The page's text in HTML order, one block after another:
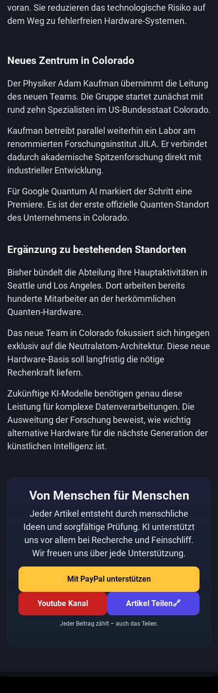
voran. Sie reduzieren das technologische Risiko auf
dem Weg zu fehlerfreien Hardware-Systemen.
Neues Zentrum in Colorado
Der Physiker Adam Kaufman übernimmt die Leitung
des neuen Teams. Die Gruppe startet zunächst mit
rund zehn Spezialisten im US-Bundesstaat Colorado.
Kaufman betreibt parallel weiterhin ein Labor am
renommierten Forschungsinstitut JILA. Er verbindet
dadurch akademische Spitzenforschung direkt mit
industrieller Entwicklung.
Für Google Quantum AI markiert der Schritt eine
Premiere. Es ist der erste offizielle Quanten-Standort
des Unternehmens in Colorado.
Ergänzung zu bestehenden Standorten
Bisher bündelt die Abteilung ihre Hauptaktivitäten in
Seattle und Los Angeles. Dort arbeiten bereits
hunderte Mitarbeiter an der herkömmlichen
Quanten-Hardware.
Das neue Team in Colorado fokussiert sich hingegen
exklusiv auf die Neutralatom-Architektur. Diese neue
Hardware-Basis soll langfristig die nötige
Rechenkraft liefern.
Zukünftige KI-Modelle benötigen genau diese
Leistung für komplexe Datenverarbeitungen. Die
Ausweitung der Forschung beweist, wie wichtig
alternative Hardware für die nächste Generation der
künstlichen Intelligenz ist.
Von Menschen für Menschen
Jeder Artikel entsteht durch menschliche
Ideen und sorgfältige Prüfung. KI unterstützt
uns vor allem bei Recherche und Feinschliff.
Wir freuen uns über jede Unterstützung.
Mit PayPal unterstützen
Youtube Kanal Artikel Teilen🔗
Jeder Beitrag zählt – auch das Teilen.